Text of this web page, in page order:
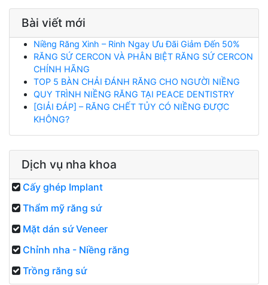
Bài viết mới
Niềng Răng Xinh – Rinh Ngay Ưu Đãi Giảm Đến 50%
RĂNG SỨ CERCON VÀ PHÂN BIỆT RĂNG SỨ CERCON
CHÍNH HÃNG
TOP 5 BÀN CHẢI ĐÁNH RĂNG CHO NGƯỜI NIỀNG
QUY TRÌNH NIỀNG RĂNG TẠI PEACE DENTISTRY
[GIẢI ĐÁP] – RĂNG CHẾT TỦY CÓ NIỀNG ĐƯỢC
KHÔNG?
Dịch vụ nha khoa
Cấy ghép Implant
Thẩm mỹ răng sứ
Mặt dán sứ Veneer
Chỉnh nha - Niềng răng
Trồng răng sứ